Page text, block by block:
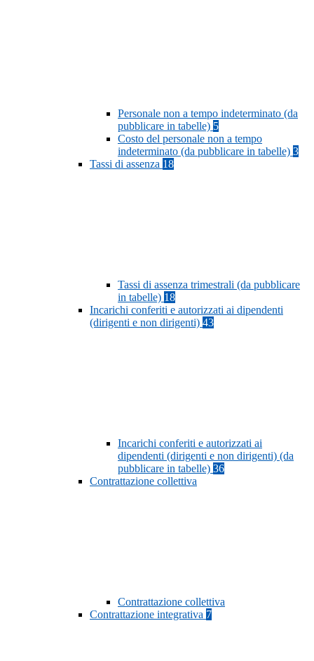
Personale non a tempo indeterminato (da
pubblicare in tabelle) 5
Costo del personale non a tempo
indeterminato (da pubblicare in tabelle) 3
Tassi di assenza 18
Tassi di assenza trimestrali (da pubblicare
in tabelle) 18
Incarichi conferiti e autorizzati ai dipendenti
(dirigenti e non dirigenti) 43
Incarichi conferiti e autorizzati ai
dipendenti (dirigenti e non dirigenti) (da
pubblicare in tabelle) 36
Contrattazione collettiva
Contrattazione collettiva
Contrattazione integrativa 7